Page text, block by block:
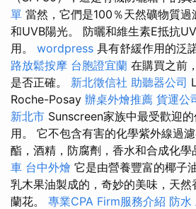
單 當然，它們是100％天然礦物質
和UVB陽光。 防曬和維生素E抵抗
用。 wordpress 具有舒緩作用的泛
路放鬆按摩 台胞證宜蘭 在購買之前
是否正確。 新北徵信社 助聽器公司
Roche-Posay 辦桌外燴推薦 貨運公
新北市 Sunscreen家族中最受歡迎
用。 它不包含有害的化學紫外線過
酯，酒精，防腐劑，香水和合成化學
車 台中外燴 它是由營養豐富的椰子
乳木果油製成的，奇妙的美味，天
蘭花。 專業CPA Firm服務介紹 防水